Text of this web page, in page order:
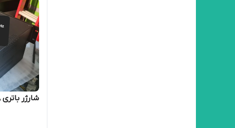
شارژر باتری ۴۸ ولت 20 آمپر